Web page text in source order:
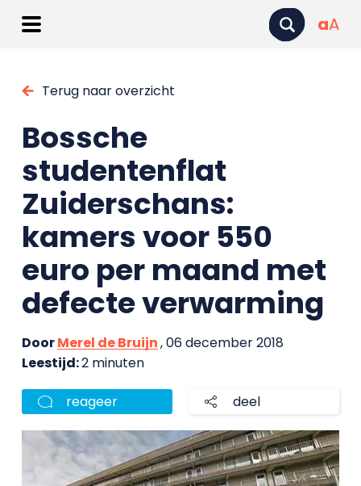
aA
Terug naar overzicht
Bossche
studentenflat
Zuiderschans:
kamers voor 550
euro per maand met
defecte verwarming
DoorMerel de Bruijn, 06 december 2018
Leestijd:2 minuten
reageer deel